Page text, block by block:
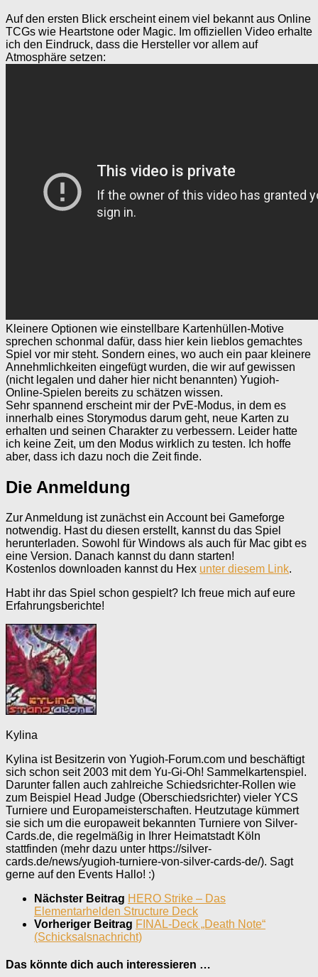
Auf den ersten Blick erscheint einem viel bekannt aus Online
TCGs wie Heartstone oder Magic. Im offiziellen Video erhalte
ich den Eindruck, dass die Hersteller vor allem auf
Atmosphäre setzen:
Kleinere Optionen wie einstellbare Kartenhüllen-Motive
sprechen schonmal dafür, dass hier kein lieblos gemachtes
Spiel vor mir steht. Sondern eines, wo auch ein paar kleinere
Annehmlichkeiten eingefügt wurden, die wir auf gewissen
(nicht legalen und daher hier nicht benannten) Yugioh-
Online-Spielen bereits zu schätzen wissen.
Sehr spannend erscheint mir der PvE-Modus, in dem es
innerhalb eines Storymodus darum geht, neue Karten zu
erhalten und seinen Charakter zu verbessern. Leider hatte
ich keine Zeit, um den Modus wirklich zu testen. Ich hoffe
aber, dass ich dazu noch die Zeit finde.
Die Anmeldung
Zur Anmeldung ist zunächst ein Account bei Gameforge
notwendig. Hast du diesen erstellt, kannst du das Spiel
herunterladen. Sowohl für Windows als auch für Mac gibt es
eine Version. Danach kannst du dann starten!
Kostenlos downloaden kannst du Hex unter diesem Link.
Habt ihr das Spiel schon gespielt? Ich freue mich auf eure
Erfahrungsberichte!
Kylina
Kylina ist Besitzerin von Yugioh-Forum.com und beschäftigt
sich schon seit 2003 mit dem Yu-Gi-Oh! Sammelkartenspiel.
Darunter fallen auch zahlreiche Schiedsrichter-Rollen wie
zum Beispiel Head Judge (Oberschiedsrichter) vieler YCS
Turniere und Europameisterschaften. Heutzutage kümmert
sie sich um die europaweit bekannten Turniere von Silver-
Cards.de, die regelmäßig in Ihrer Heimatstadt Köln
stattfinden (mehr dazu unter https://silver-
cards.de/news/yugioh-turniere-von-silver-cards-de/). Sagt
gerne auf den Events Hallo! :)
Nächster Beitrag HERO Strike – Das
Elementarhelden Structure Deck
Vorheriger Beitrag FINAL-Deck „Death Note“
(Schicksalsnachricht)
Das könnte dich auch interessieren …